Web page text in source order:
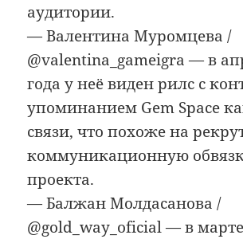
аудитории.
— Валентина Муромцева /
@valentina_gameigra — в
года у неё виден рилс с
упоминанием Gem Space
связи, что похоже на
коммуникационную
проекта.
— Балжан Молдасанова /
@gold_way_oficial — в